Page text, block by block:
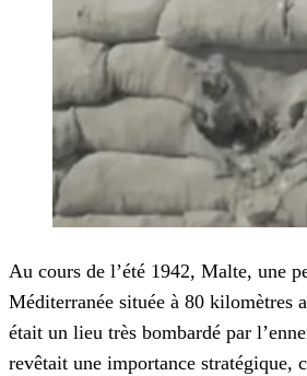
Au cours de l’été 1942, Malte, une
Méditerranée située à 80 kilomètres
était un lieu très bombardé par
revêtait une importance stratégique,